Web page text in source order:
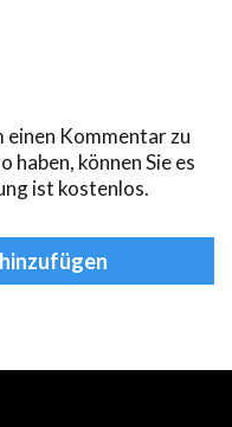
einen Kommentar zu
haben, können Sie es
ist kostenlos.